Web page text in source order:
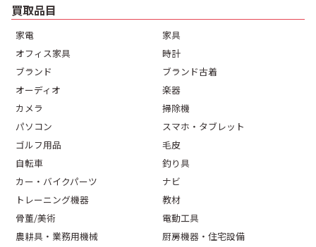
買取品目
家電
家具
オフィス家具
時計
ブランド
ブランド古着
オーディオ
楽器
カメラ
掃除機
パソコン
スマホ・タブレット
ゴルフ用品
毛皮
自転車
釣り具
カー・バイクパーツ
ナビ
トレーニング機器
教材
骨董/美術
電動工具
農耕具・業務用機械
厨房機器・住宅設備